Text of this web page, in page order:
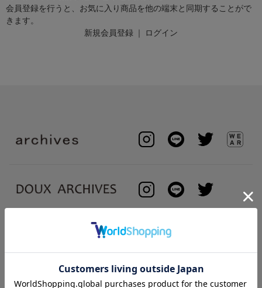
会員登録を行うと、お気に入り商品を他の端末と同期することがで
きます。
新規会員登録 ｜ ログイン